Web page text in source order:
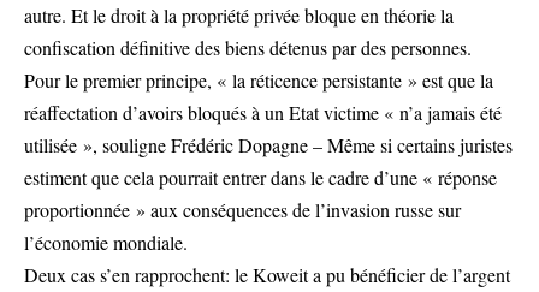
autre. Et le droit à la propriété privée bloque en théorie la
confiscation définitive des biens détenus par des personnes.
Pour le premier principe, « la réticence persistante » est que la
réaffectation d’avoirs bloqués à un Etat victime « n’a jamais été
utilisée », souligne Frédéric Dopagne – Même si certains juristes
estiment que cela pourrait entrer dans le cadre d’une « réponse
proportionnée » aux conséquences de l’invasion russe sur
l’économie mondiale.
Deux cas s’en rapprochent: le Koweit a pu bénéficier de l’argent